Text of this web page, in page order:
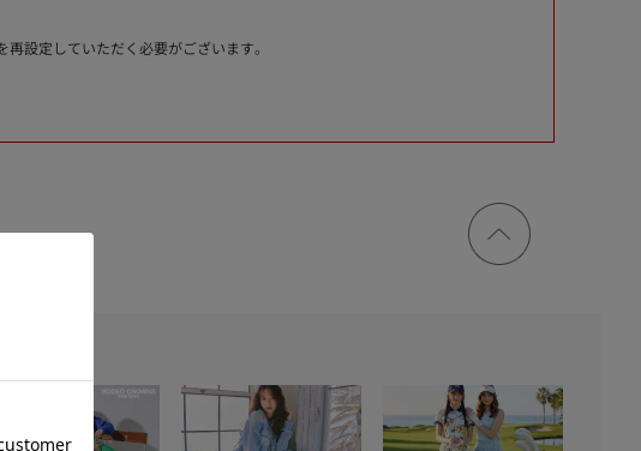
設定していただく必要がございます。
ページ
トップ